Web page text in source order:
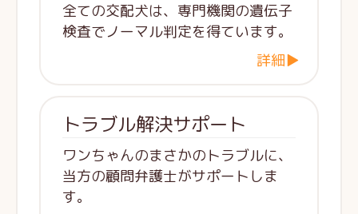
全ての交配犬は、専門機関の遺伝子
検査でノーマル判定を得ています。
詳細▶
トラブル解決サポート
ワンちゃんのまさかのトラブルに、
当方の顧問弁護士がサポートしま
す。